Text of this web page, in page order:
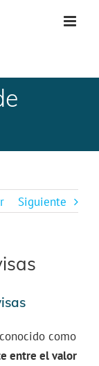
Siguiente
como
entre el valor